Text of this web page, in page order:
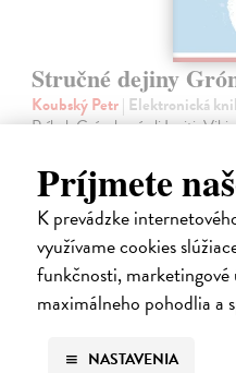
Príjmete
K prevádzke
využívame cookies
funkčnosti, marketingové
maximálneho pohodlia a
NASTAVENIA
Stručné dejiny
Koubský Petr| Elektronická
Príbeh Grónska písali Inuiti,
výstredne konajúceho
Na stiahnutie akoEPUB
9,90 €